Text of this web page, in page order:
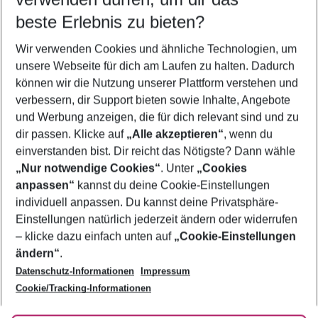
5-8 Nächte
2 Erwachsene Keine Kinder
Mehr Filter anzeigen
Footer
Footer navigation
Über uns
AGB
Bestpreisgarantie
Cookie-Einstellungen ändern
Cookie-Richtlinie
Agenturbetreuung
Barrierefreies Reisen
Folge uns
beste Erlebnis zu bieten?
Wir verwenden Cookies und ähnliche Technologien, um
unsere Webseite für dich am Laufen zu halten. Dadurch
können wir die Nutzung unserer Plattform verstehen und
verbessern, dir Support bieten sowie Inhalte, Angebote
und Werbung anzeigen, die für dich relevant sind und zu
dir passen. Klicke auf „Alle akzeptieren“, wenn du
einverstanden bist. Dir reicht das Nötigste? Dann wähle
„Nur notwendige Cookies“. Unter „Cookies
anpassen“ kannst du deine Cookie-Einstellungen
individuell anpassen. Du kannst deine Privatsphäre-
Einstellungen natürlich jederzeit ändern oder widerrufen
– klicke dazu einfach unten auf „Cookie-Einstellungen
ändern“.
Datenschutz-Informationen
Impressum
Cookie/Tracking-Informationen